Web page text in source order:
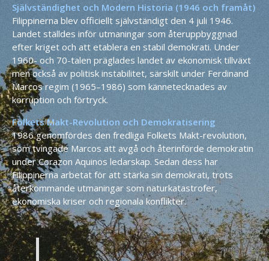
Självständighet och Modern Historia (1946 och framåt)
Filippinerna blev officiellt självständigt den 4 juli 1946.
Landet ställdes inför utmaningar som återuppbyggnad
efter kriget och att etablera en stabil demokrati. Under
1960- och 70-talen präglades landet av ekonomisk tillväxt
men också av politisk instabilitet, särskilt under Ferdinand
Marcos regim (1965–1986) som kännetecknades av
korruption och förtryck.
Folkets Makt-Revolution och Demokratisering
1986 genomfördes den fredliga Folkets Makt-revolution,
som tvingade Marcos att avgå och återinförde demokratin
under Corazon Aquinos ledarskap. Sedan dess har
Filippinerna arbetat för att stärka sin demokrati, trots
återkommande utmaningar som naturkatastrofer,
ekonomiska kriser och regionala konflikter.